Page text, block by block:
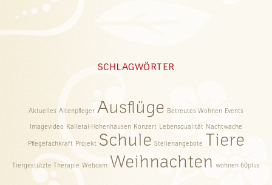
SCHLAGWÖRTER
Aktuelles Altenpfleger Ausflüge Betreutes Wohnen Events
Imagevideo Kalletal-Hohenhausen Konzert Lebensqualität Nachtwache
Pflegefachkraft Projekt Schule Stellenangebote Tiere
Tiergestützte Therapie Webcam Weihnachten wohnen 60plus